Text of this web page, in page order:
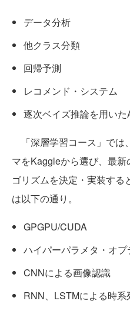
データ分析
他クラス分類
回帰予測
レコメンド・システム
逐次ベイズ推論を用いた
「深層学習コース」では
マをKaggleから選び、最
ゴリズムを決定・実装する
は以下の通り。
GPGPU/CUDA
ハイパーパラメタ・オ
CNNによる画像認識
RNN、LSTMによる時